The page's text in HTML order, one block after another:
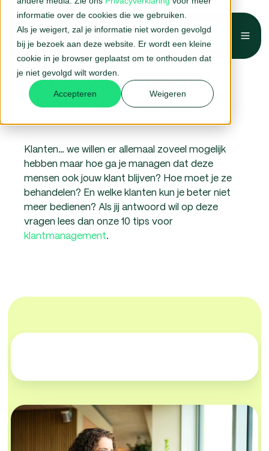
informatie over de cookies die we gebruiken.
Als je weigert, zal je informatie niet worden gevolgd
bij je bezoek aan deze website. Er wordt een kleine
cookie in je browser geplaatst om te onthouden dat
je niet gevolgd wilt worden.
Accepteren Weigeren
Belafspraak →
10 tips voor effectief
klantmanagement
Klanten… we willen er allemaal zoveel mogelijk
hebben maar hoe ga je managen dat deze
mensen ook jouw klant blijven? Hoe moet je ze
behandelen? En welke klanten kun je beter niet
meer bedienen? Als jij antwoord wil op deze
vragen lees dan onze 10 tips voor
klantmanagement.